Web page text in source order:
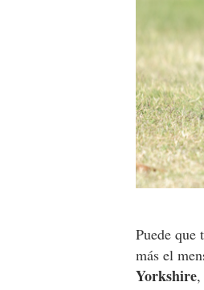
Puede que
más el
Yorkshire